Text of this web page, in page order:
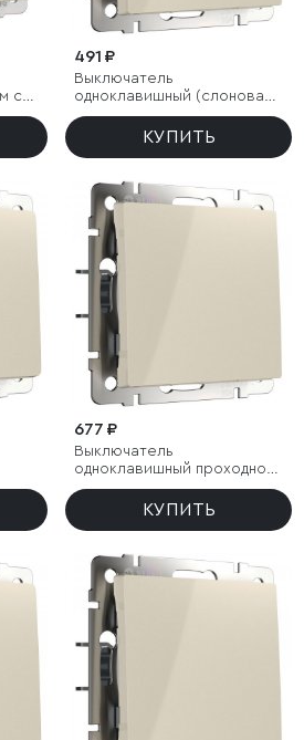
с
491 ₽
Выключатель
одноклавишный (слоновая
кость)
КУПИТЬ
677 ₽
Выключатель
одноклавишный проходной
(слоновая кость)
КУПИТЬ